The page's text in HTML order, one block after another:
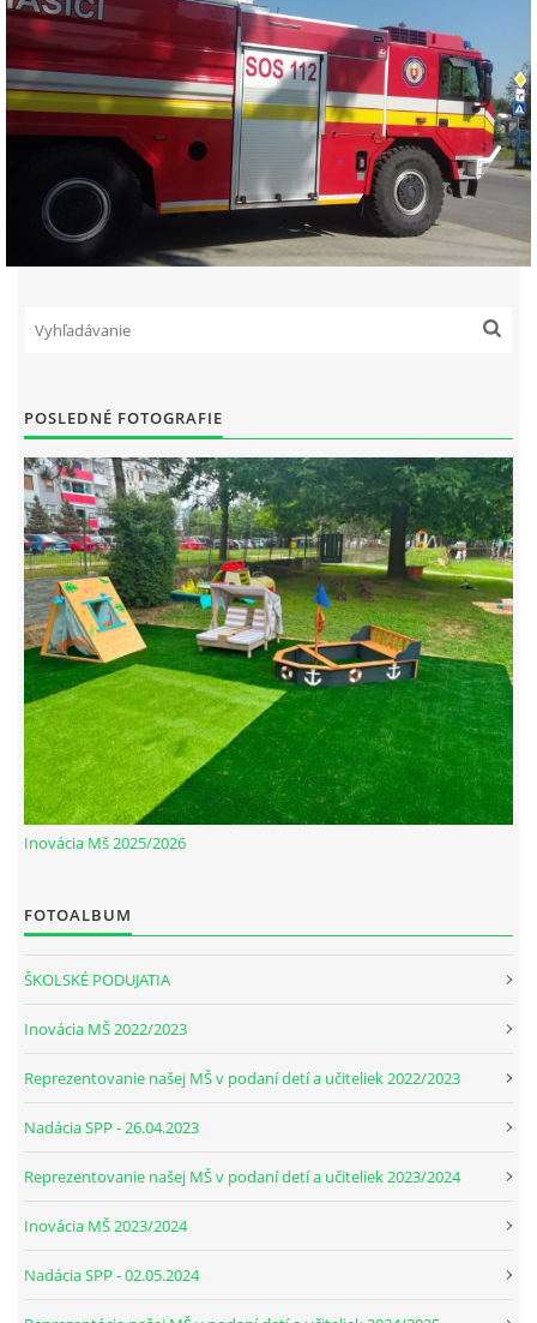
POSLEDNÉ FOTOGRAFIE
Inovácia Mš 2025/2026
FOTOALBUM
ŠKOLSKÉ PODUJATIA
Inovácia MŠ 2022/2023
Reprezentovanie našej MŠ v podaní detí a učiteliek 2022/2023
Nadácia SPP - 26.04.2023
Reprezentovanie našej MŠ v podaní detí a učiteliek 2023/2024
Inovácia MŠ 2023/2024
Nadácia SPP - 02.05.2024